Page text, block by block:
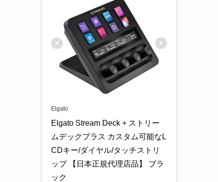
Elgato
Elgato Stream Deck + ストリー
ムデックプラス カスタム可能なL
CDキー/ダイヤル/タッチストリ
ップ 【日本正規代理店品】 ブラ
ック